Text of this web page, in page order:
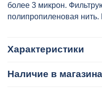
более 3 микрон.
полипропиленовая нить.
Характеристики
Наличие в